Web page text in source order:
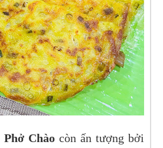
Phở Chào còn ấn tượng bởi